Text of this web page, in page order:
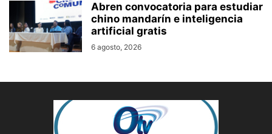
Abren convocatoria para estudiar
chino mandarín e inteligencia
artificial gratis
6 agosto, 2026